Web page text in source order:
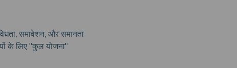
समावेशन, और समानता
के लिए "कुल योजना"